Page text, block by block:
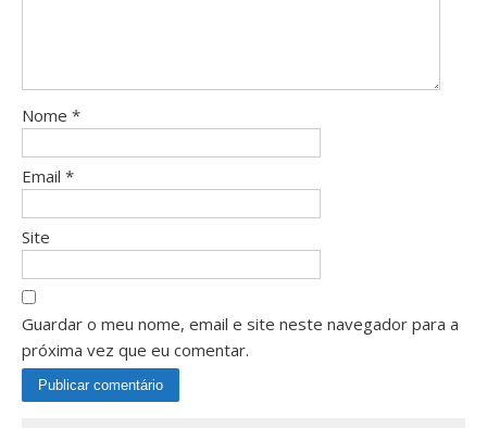
Nome *
Email *
Site
Guardar o meu nome, email e site neste navegador para a
próxima vez que eu comentar.